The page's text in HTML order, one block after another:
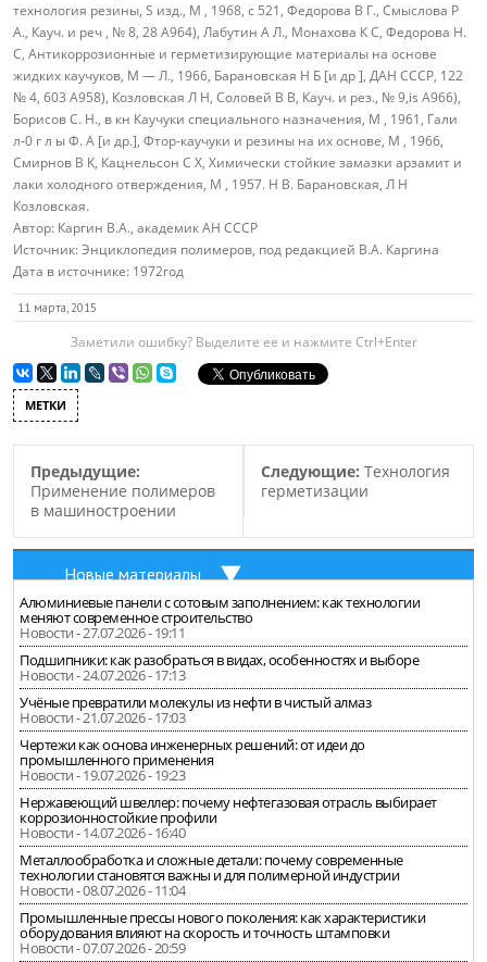
технология резины, S изд., М , 1968, с 521, Федорова В Г., Смыслова Р
А., Кауч. и реч , № 8, 28 A964), Лабутин А Л., Монахова К С, Федорова Н.
С, Антикоррозионные и герметизирующие материалы на основе
жидких каучуков, М — Л., 1966, Барановская Н Б [и др ], ДАН СССР, 122
№ 4, 603 A958), Козловская Л Н, Соловей В В, Кауч. и рез., № 9,is A966),
Борисов С. Н., в кн Каучуки специального назначения, М , 1961, Гали
л-0 г л ы Ф. А [и др.], Фтор-каучуки и резины на их основе, М , 1966,
Смирнов В К, Кацнельсон С X, Химически стойкие замазки арзамит и
лаки холодного отверждения, М , 1957. Н В. Барановская, Л Н
Козловская.
Автор: Каргин В.А., академик АН СССР
Источник:Энциклопедия полимеров, под редакцией В.А. Каргина
Дата в источнике: 1972год
11 марта, 2015
Заметили ошибку? Выделите ее и нажмите Ctrl+Enter
МЕТКИ
Предыдущие:
Применение полимеров
в машиностроении
Следующие: Технология
герметизации
Новые материалы
Алюминиевые панели с сотовым заполнением: как технологии
меняют современное строительство
Новости - 27.07.2026 - 19:11
Подшипники: как разобраться в видах, особенностях и выборе
Новости - 24.07.2026 - 17:13
Учёные превратили молекулы из нефти в чистый алмаз
Новости - 21.07.2026 - 17:03
Чертежи как основа инженерных решений: от идеи до
промышленного применения
Новости - 19.07.2026 - 19:23
Нержавеющий швеллер: почему нефтегазовая отрасль выбирает
коррозионностойкие профили
Новости - 14.07.2026 - 16:40
Металлообработка и сложные детали: почему современные
технологии становятся важны и для полимерной индустрии
Новости - 08.07.2026 - 11:04
Промышленные прессы нового поколения: как характеристики
оборудования влияют на скорость и точность штамповки
Новости - 07.07.2026 - 20:59